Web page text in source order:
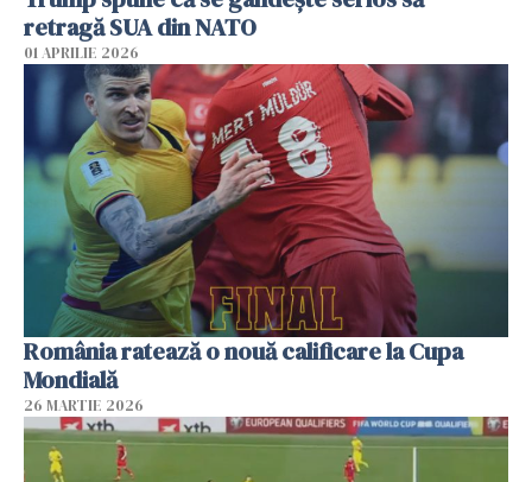
retragă SUA din NATO
01 APRILIE 2026
România ratează o nouă calificare la Cupa
Mondială
26 MARTIE 2026